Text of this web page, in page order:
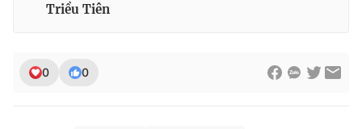
Giấy phép hoạt động báo in và báo điện tử số 483/GP-BTTTT
Phó Tổng Biên tập:
Nguyễn Thị Mỹ Hạnh, Phạm Quốc Thắng,
Triều Tiên
0 0